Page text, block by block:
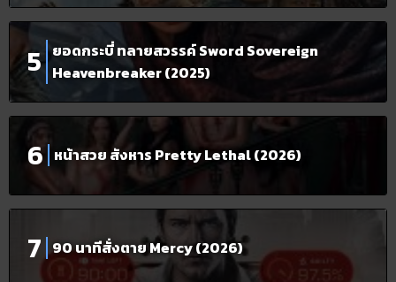
ยอดกระบี่ ทลายสวรรค์ Sword Sovereign
Heavenbreaker (2025)
หน้าสวย สังหาร Pretty Lethal (2026)
90 นาทีสั่งตาย Mercy (2026)